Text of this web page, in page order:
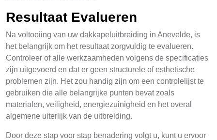
Resultaat Evalueren
Na voltooiing van uw dakkapeluitbreiding in Anevelde, is
het belangrijk om het resultaat zorgvuldig te evalueren.
Controleer of alle werkzaamheden volgens de specificaties
zijn uitgevoerd en dat er geen structurele of esthetische
problemen zijn. Het zou handig zijn om een controlelijst te
gebruiken die alle belangrijke punten bevat zoals
materialen, veiligheid, energiezuinigheid en het overal
algemene uiterlijk van de uitbreiding.
Door deze stap voor stap benadering volgt u, kunt u ervoor